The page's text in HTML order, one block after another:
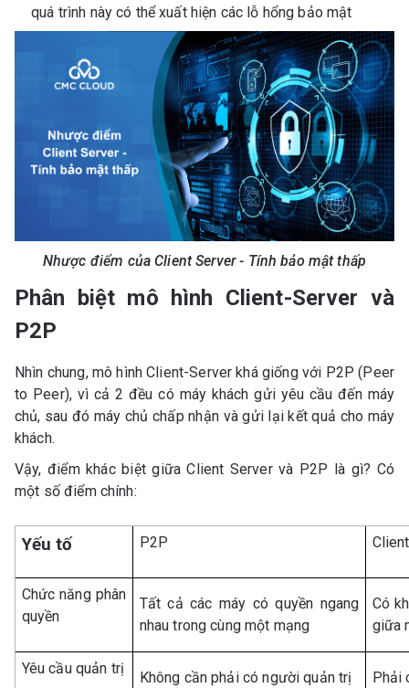
quá trình này có thể xuất hiện các lỗ hổng bảo mật
Nhược điểm của Client Server - Tính bảo mật thấp
Phân biệt mô hình Client-Server và
P2P
Nhìn chung, mô hình Client-Server khá giống với P2P (Peer
to Peer), vì cả 2 đều có máy khách gửi yêu cầu đến máy
chủ, sau đó máy chủ chấp nhận và gửi lại kết quả cho máy
khách.
Vậy, điểm khác biệt giữa Client Server và P2P là gì? Có
một số điểm chính:
Yếu tố P2P
Chức năng phân
quyền
Tất cả các máy có quyền ngang
nhau trong cùng một mạng
Có
giữa
Yêu cầu quản trị
Không cần phải có người quản trị Phải